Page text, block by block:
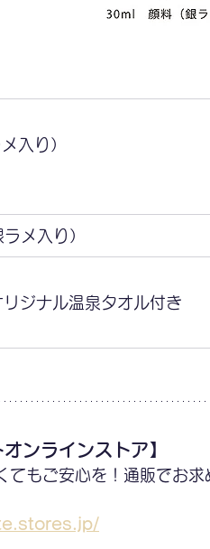
入り）
メ入り）
ジナル温泉タオル付き
オンラインストア】
てもご安心を！通販でお